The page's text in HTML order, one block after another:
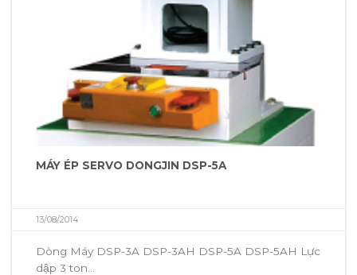
MÁY ÉP SERVO DONGJIN DSP-5A
13/08/2014
Dòng Máy DSP-3A DSP-3AH DSP-5A DSP-5AH Lực
dập 3 ton...